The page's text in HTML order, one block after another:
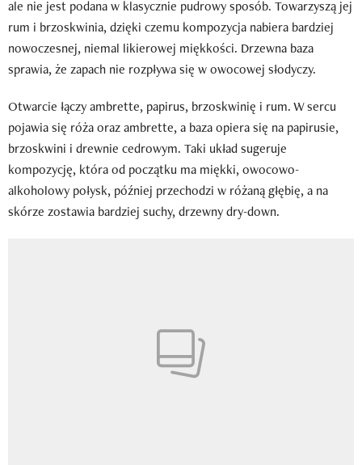
ale nie jest podana w klasycznie pudrowy sposób. Towarzyszą jej
rum i brzoskwinia, dzięki czemu kompozycja nabiera bardziej
nowoczesnej, niemal likierowej miękkości. Drzewna baza
sprawia, że zapach nie rozpływa się w owocowej słodyczy.
Otwarcie łączy ambrette, papirus, brzoskwinię i rum. W sercu
pojawia się róża oraz ambrette, a baza opiera się na papirusie,
brzoskwini i drewnie cedrowym. Taki układ sugeruje
kompozycję, która od początku ma miękki, owocowo-
alkoholowy połysk, później przechodzi w różaną głębię, a na
skórze zostawia bardziej suchy, drzewny dry-down.